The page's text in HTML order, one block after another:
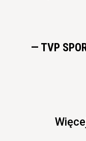
— TVP